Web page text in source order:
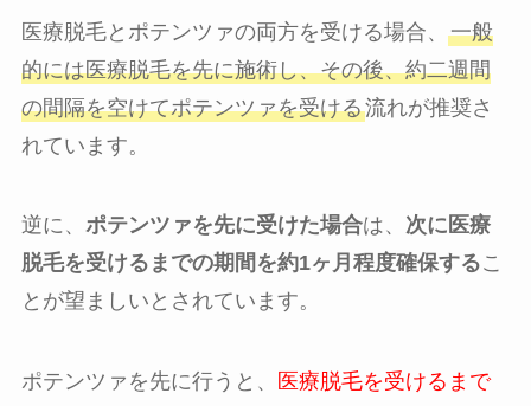
医療脱毛とポテンツァの両方を受ける場合、 一般
的には医療脱毛を先に施術し、その後、約二週間
の間隔を空けてポテンツァを受ける流れが推奨さ
れています。
逆に、 ポテンツァを先に受けた場合は、 次に医療
脱毛を受けるまでの期間を約1ヶ月程度確保するこ
とが望ましいとされています。
ポテンツァを先に行うと、
医療脱毛を受けるまで